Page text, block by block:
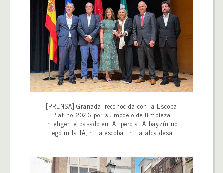
[PRENSA] Granada, reconocida con la Escoba
Platino 2026 por su modelo de limpieza
inteligente basado en IA [pero al Albayzín no
llegó ni la IA, ni la escoba… ni la alcaldesa]